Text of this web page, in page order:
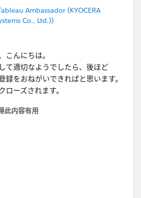
Ambassador (KYOCERA
Co., Ltd.))
こんにちは。
て適切なようでしたら、後ほど
録をおねがいできればと思います。
ローズされます。
此内容有用